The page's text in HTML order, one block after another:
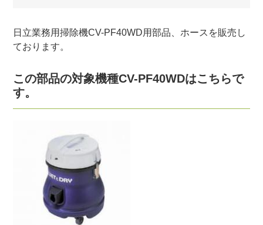
日立業務用掃除機CV-PF40WD用部品、ホースを販売し
ております。
この部品の対象機種CV-PF40WDはこちらで
す。